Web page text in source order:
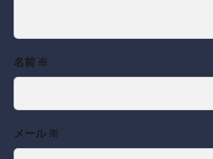
名前 ※
メール ※